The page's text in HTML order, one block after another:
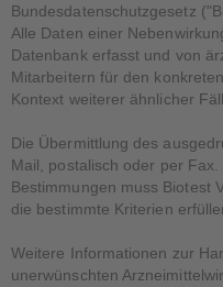
Bundesdatenschutzgesetz
Alle Daten einer
Datenbank erfasst und von
Mitarbeitern für den
Kontext weiterer ähnlicher
Die Übermittlung des
Mail, postalisch oder per
Bestimmungen muss Biotest
die bestimmte Kriterien
Weitere Informationen zur
unerwünschten